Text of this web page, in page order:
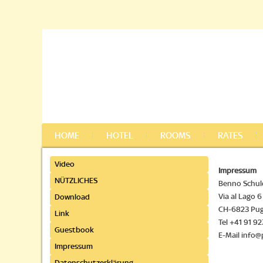
HOME HOTEL ROOMS RATES
Video
NÜTZLICHES
Download
Link
Guestbook
Impressum
Impressum
Benno
Via al Lago 6
CH-6823
Tel +41 91
E-Mail